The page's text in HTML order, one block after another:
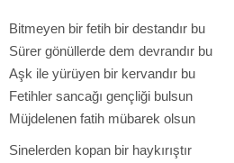
Bitmeyen bir fetih bir destandır bu
Sürer gönüllerde dem devrandır bu
Aşk ile yürüyen bir kervandır bu
Fetihler sancağı gençliği bulsun
Müjdelenen fatih mübarek olsun
Sinelerden kopan bir haykırıştır